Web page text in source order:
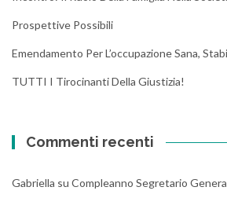
Prospettive Possibili
Emendamento Per L’occupazione Sana,
TUTTI I Tirocinanti Della Giustizia!
Commenti recenti
Gabriella su Compleanno Segretario